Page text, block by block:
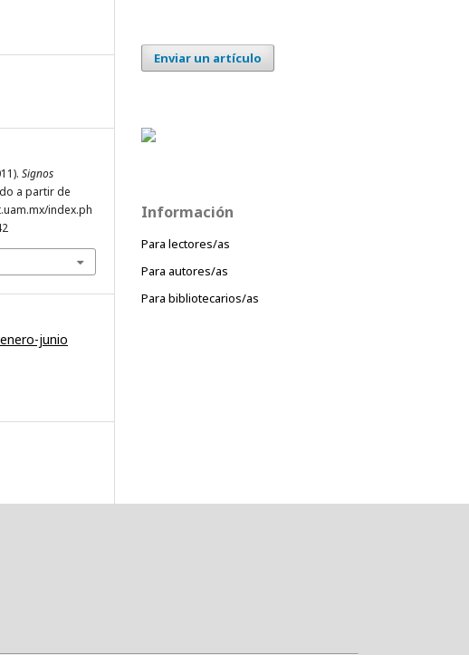
Signos
a partir de
index.ph
junio
Enviar un artículo
Información
Para lectores/as
Para autores/as
Para bibliotecarios/as